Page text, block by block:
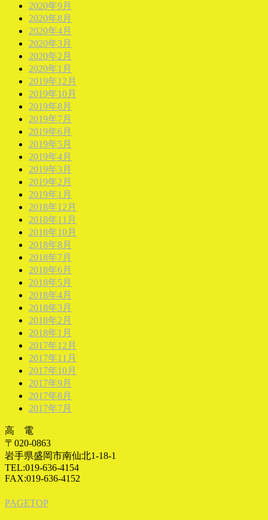
2020年9月
2020年8月
2020年4月
2020年3月
2020年2月
2020年1月
2019年12月
2019年10月
2019年8月
2019年7月
2019年6月
2019年5月
2019年4月
2019年3月
2019年2月
2019年1月
2018年12月
2018年11月
2018年10月
2018年8月
2018年7月
2018年6月
2018年5月
2018年4月
2018年3月
2018年2月
2018年1月
2017年12月
2017年11月
2017年10月
2017年9月
2017年8月
2017年7月
高 電
〒020-0863
岩手県盛岡市南仙北1-18-1
TEL:019-636-4154
FAX:019-636-4152
PAGETOP